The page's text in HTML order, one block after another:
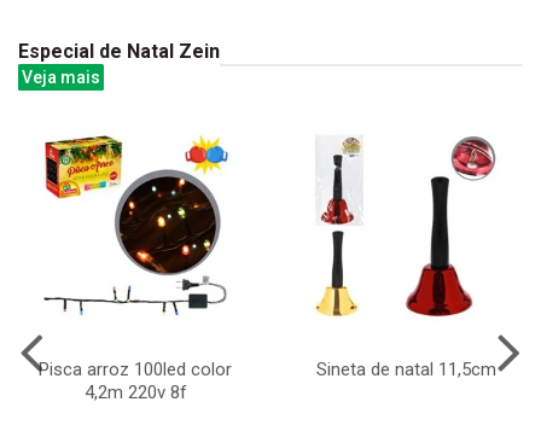
Especial de Natal Zein
Veja mais
Pisca arroz 100led color
4,2m 220v 8f
Sineta de natal 11,5cm